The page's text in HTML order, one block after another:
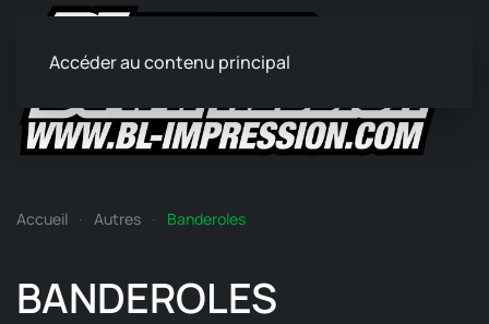
Accéder au contenu principal
Accueil Autres Banderoles
BANDEROLES